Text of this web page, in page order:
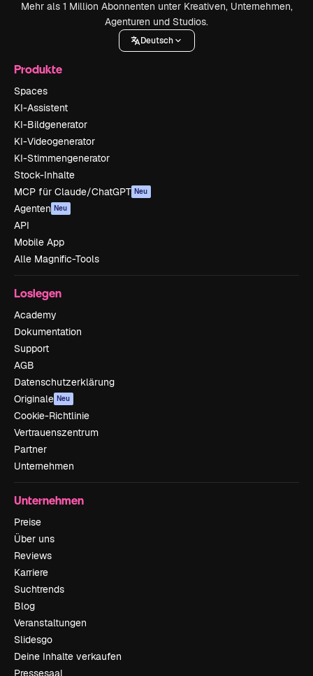
Mehr als 1 Million Abonnenten unter Kreativen, Unternehmen,
Agenturen und Studios.
Deutsch
Produkte
Spaces
KI-Assistent
KI-Bildgenerator
KI-Videogenerator
KI-Stimmengenerator
Stock-Inhalte
MCP für Claude/ChatGPT Neu
Agenten Neu
API
Mobile App
Alle Magnific-Tools
Loslegen
Academy
Dokumentation
Support
AGB
Datenschutzerklärung
Originale Neu
Cookie-Richtlinie
Vertrauenszentrum
Partner
Unternehmen
Unternehmen
Preise
Über uns
Reviews
Karriere
Suchtrends
Blog
Veranstaltungen
Slidesgo
Deine Inhalte verkaufen
Pressesaal